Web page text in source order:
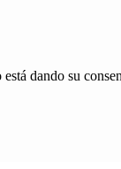
dando su